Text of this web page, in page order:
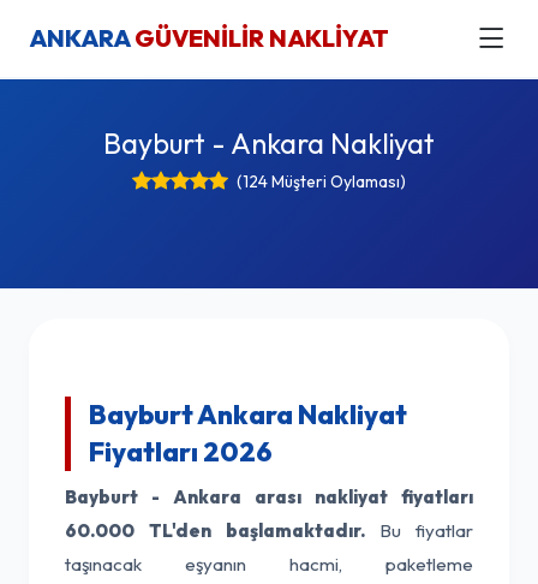
ANKARAGÜVENİLİR NAKLİYAT
Bayburt - Ankara Nakliyat
(124 Müşteri Oylaması)
Bayburt Ankara Nakliyat
Fiyatları 2026
Bayburt - Ankara arası nakliyat fiyatları
60.000 TL'den başlamaktadır. Bu fiyatlar
taşınacak eşyanın hacmi, paketleme